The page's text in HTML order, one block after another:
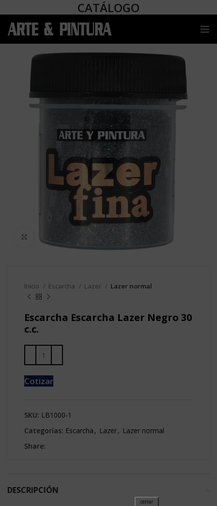
CATÁLOGO
Clic para agrandar
Inicio Escarcha Lazer Lazer normal
Escarcha Escarcha Lazer Negro 30
c.c.
Cotizar
SKU: LB1000-1
Categorías: Escarcha , Lazer, Lazer normal
Share:
DESCRIPCIÓN